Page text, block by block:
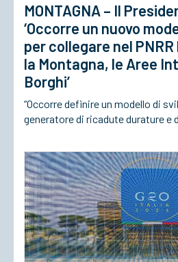
MONTAGNA – Il
‘Occorre un nuovo
per collegare nel
la Montagna, le Aree
Borghi’
“Occorre definire un modello di
generatore di ricadute durature e